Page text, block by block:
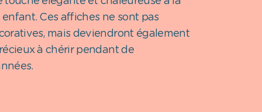
enfant. Ces affiches ne sont pas
mais deviendront également
à chérir pendant de